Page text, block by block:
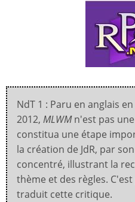
NdT 1 : Paru en anglais
2012, MLWMn'est pas
constitua une étape
la création de JdR, par
concentré, illustrant la
thème et des règles.
traduit cette critique.